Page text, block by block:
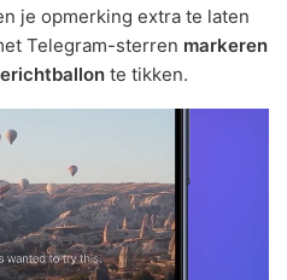
je opmerking extra te laten
Telegram-sterren markeren
te tikken.